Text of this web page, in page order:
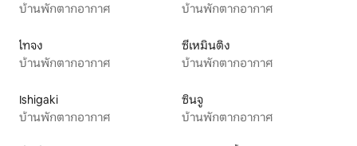
บ้านพักตากอากาศ
บ้านพักตากอากาศ
ไทจง
บ้านพักตากอากาศ
ซีเหมินติง
บ้านพักตากอากาศ
Ishigaki
บ้านพักตากอากาศ
ซินจู
บ้านพักตากอากาศ